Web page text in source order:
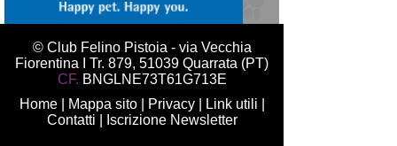
© Club Felino Pistoia - via Vecchia
Fiorentina I Tr. 879, 51039 Quarrata (PT)
CF. BNGLNE73T61G713E
Home| Mappa sito| Privacy| Link utili
Contatti
Iscrizione Newsletter